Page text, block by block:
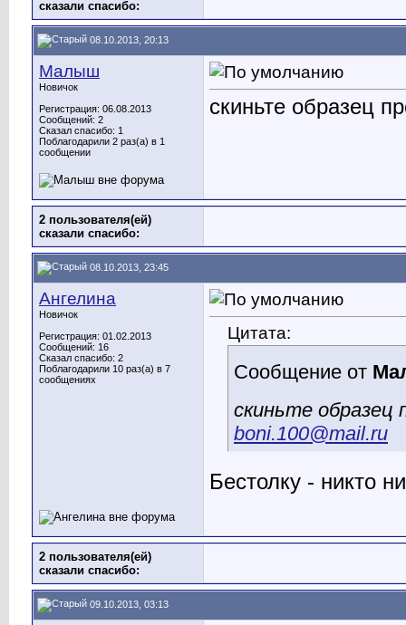
сказали cпасибо:
08.10.2013, 20:13
Малыш
Новичок
Регистрация: 06.08.2013
Сообщений: 2
Сказал спасибо: 1
Поблагодарили 2 раз(а) в 1
сообщении
скиньте образец
2 пользователя(ей)
сказали cпасибо:
08.10.2013, 23:45
Ангелина
Новичок
Регистрация: 01.02.2013
Сообщений: 16
Сказал спасибо: 2
Поблагодарили 10 раз(а) в 7
сообщениях
Цитата:
Сообщение от
скиньте образец
boni.100@mail.ru
Бестолку - никто
2 пользователя(ей)
сказали cпасибо:
09.10.2013, 03:13